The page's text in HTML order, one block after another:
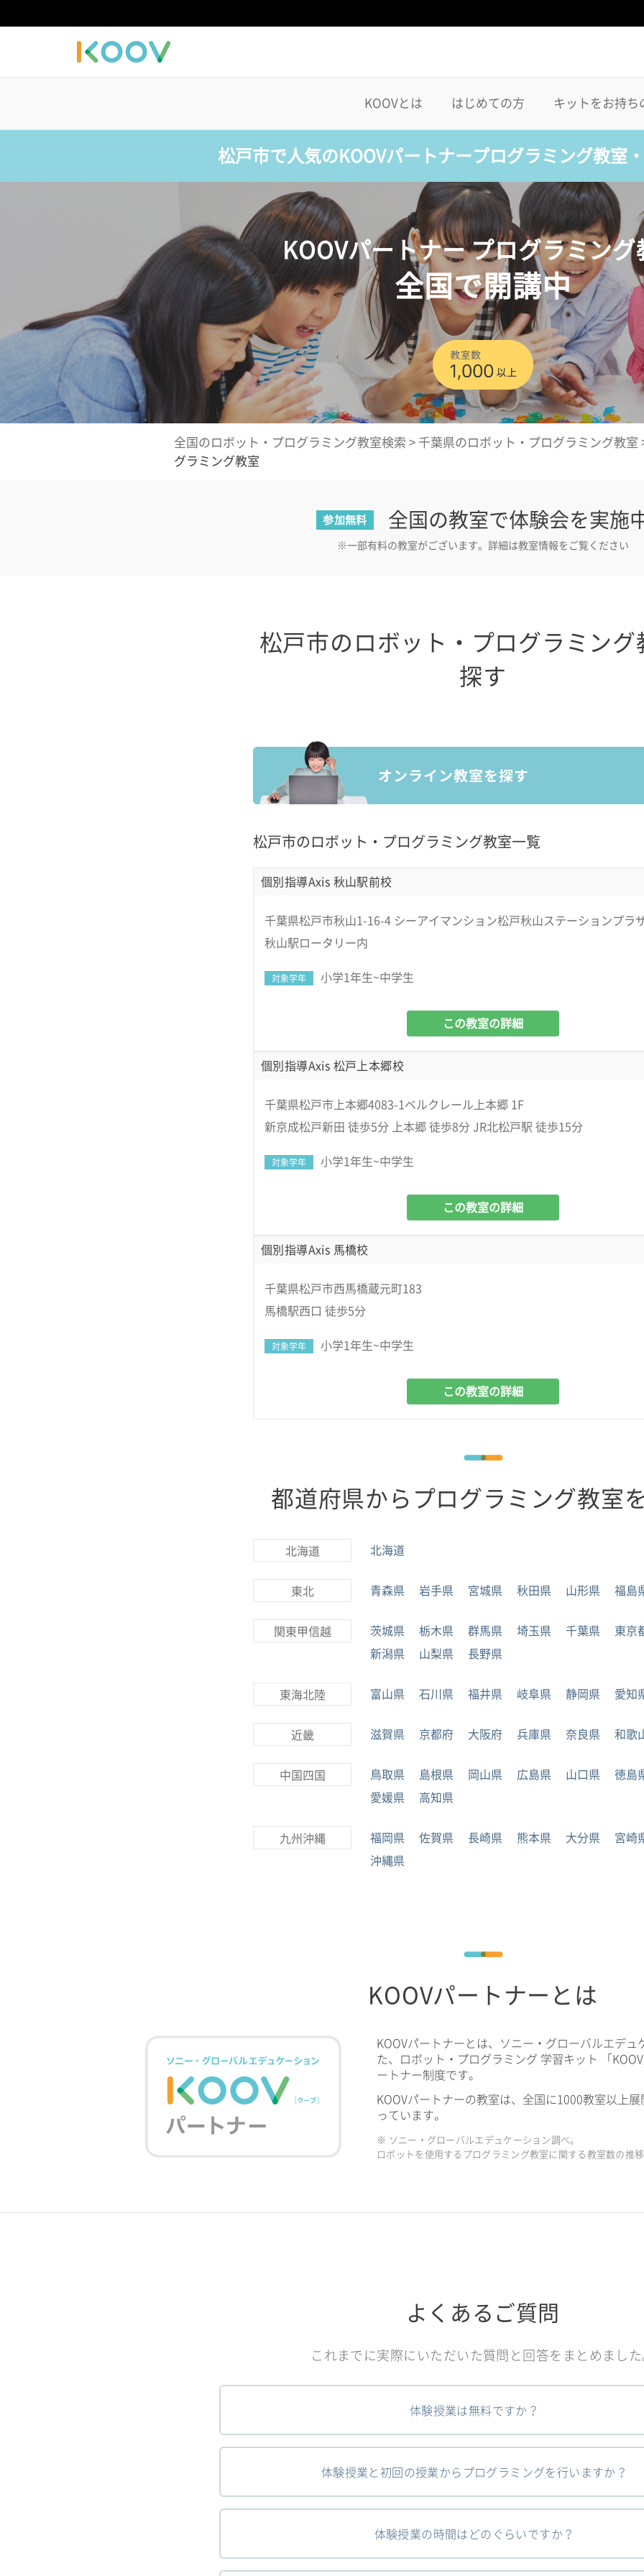
KOOVとは はじめての方 キットをお持ち
松戸市で人気のKOOVパートナープログラミング教室
KOOVパートナー プログラミング
全国で開講中
全国のロボット・プログラミング教室検索 > 千葉県のロボット・プログラミング教室
グラミング教室
参加無料 全国の教室で体験会を実施
※一部有料の教室がございます。詳細は教室情報をご覧ください
松戸市のロボット・プログラミング
探す
松戸市のロボット・プログラミング教室一覧
個別指導Axis 秋山駅前校
千葉県松戸市秋山1-16-4 シーアイマンション松戸秋山ステーションプラ
秋山駅ロータリー内
対象学年 小学1年生~中学生
この教室の詳細
個別指導Axis 松戸上本郷校
千葉県松戸市上本郷4083-1ベルクレール上本郷 1F
新京成松戸新田 徒歩5分 上本郷 徒歩8分 JR北松戸駅 徒歩15分
対象学年 小学1年生~中学生
この教室の詳細
個別指導Axis 馬橋校
千葉県松戸市西馬橋蔵元町183
馬橋駅西口 徒歩5分
対象学年 小学1年生~中学生
この教室の詳細
都道府県からプログラミング教室
北海道 北海道
東北 青森県 岩手県 宮城県 秋田県 山形県 福島
関東甲信越 茨城県 栃木県 群馬県 埼玉県 千葉県
東京
新潟県
山梨県 長野県
東海北陸 富山県 石川県 福井県 岐阜県 静岡県 愛知
近畿 滋賀県 京都府 大阪府 兵庫県 奈良県 和歌
中国四国 鳥取県 島根県 岡山県 広島県 山口県
徳島
愛媛県
高知県
九州沖縄 福岡県 佐賀県 長崎県 熊本県 大分県
宮崎
沖縄県
KOOVパートナーとは
KOOVパートナーとは、ソニー・グローバルエデ
た、ロボット・プログラミング 学習キット 「
ートナー制度です。
KOOVパートナーの教室は、全国に1000教室以上
っています。
※ ソニー・グローバルエデュケーション調べ。
ロボットを使用するプログラミング教室に関する教室数の推
よくあるご質問
これまでに実際にいただいた質問と回答をまとめまし
体験授業は無料ですか？
体験授業と初回の授業からプログラミングを行いますか？
体験授業の時間はどのぐらいですか？